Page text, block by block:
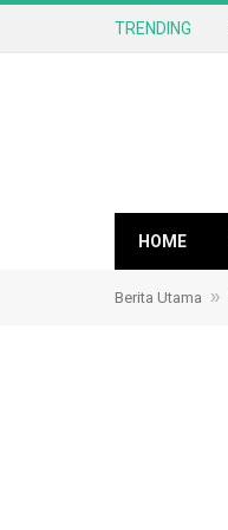
TRENDING
HOME
Berita Utama »